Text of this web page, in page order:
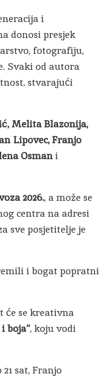
i
donosi presjek
fotografiju,
Svaki od autora
stvarajući
Melita Blazonija,
Lipovec, Franjo
Osmani
2026., a može se
centra na adresi
sve posjetitelje je
i bogat popratni
će se kreativna
boja“, koju vodi
21 sat, Franjo